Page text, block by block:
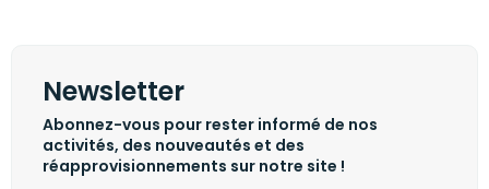
Newsletter
Abonnez-vous pour rester informé de nos
activités, des nouveautés et des
réapprovisionnements sur notre site !